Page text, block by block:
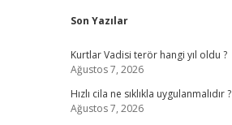
Sidebar
Son Yazılar
Kurtlar Vadisi terör hangi yıl oldu ?
Ağustos 7, 2026
Hızlı cila ne sıklıkla uygulanmalıdır ?
Ağustos 7, 2026